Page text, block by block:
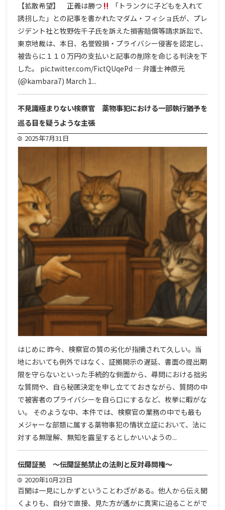
【拡散希望】 正義は勝つ
「トランクに子どもを入れて
誘拐した」との記事を書かれたマダム・フィショ氏が、プレ
ジデント社と牧野佐千子氏を訴えた損害賠償等請求訴訟で、
東京地裁は、本日、名誉毀損・プライバシー侵害を認定し、
被告らに１１０万円の支払いと記事の削除を命じる判決を下
した。 pic.twitter.com/FictQUqePd — 弁護士神原元
(@kambara7) March 1...
不見識極まりない検察官 薬物事犯における一部執行猶予を
巡る目を疑うような主張
2025年7月31日
はじめに 昨今、検察官の質の劣化が指摘されて久しい。当
地においても例外ではなく、証拠開示の遅延、書面の提出期
限を守らないといった手続的な側面から、尋問における拙劣
な質問や、自ら秘匿決定を申し立てておきながら、質問の中
で被害者のプライバシーを自ら口にするなど、枚挙に暇がな
い。 そのような中、本件では、検察官の業務の中でも最も
メジャーな部類に属する薬物事犯の情状立証において、法に
対する無理解、無知を露呈するとしかいいようの...
伝聞証拠 ～伝聞証拠禁止の法則と反対尋問権～
2020年10月23日
百聞は一見にしかずということわざがある。他人から伝え聞
くよりも、自分で直接、見た方が遙かに真実に迫ることがで